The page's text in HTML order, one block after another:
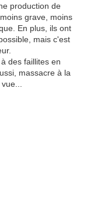
production de
grave, moins
En plus, ils ont
mais c'est
des faillites en
massacre à la